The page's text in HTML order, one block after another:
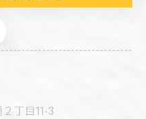
丁目11-3
談はこちら